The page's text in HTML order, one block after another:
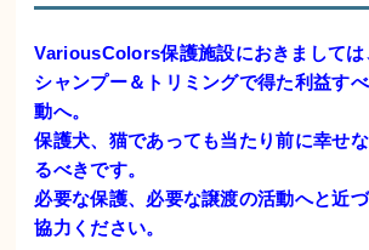
VariousColors保護施設におきましては
シャンプー＆トリミングで得た利益す
動へ。
保護犬、猫であっても当たり前に幸せ
るべきです。
必要な保護、必要な譲渡の活動へと近
協力ください。